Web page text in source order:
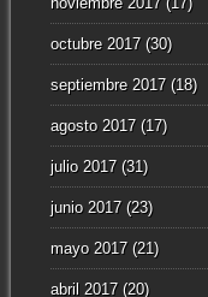
octubre 2017(30)
septiembre 2017(18)
agosto 2017(17)
julio 2017(31)
junio 2017(23)
mayo 2017(21)
abril 2017(20)